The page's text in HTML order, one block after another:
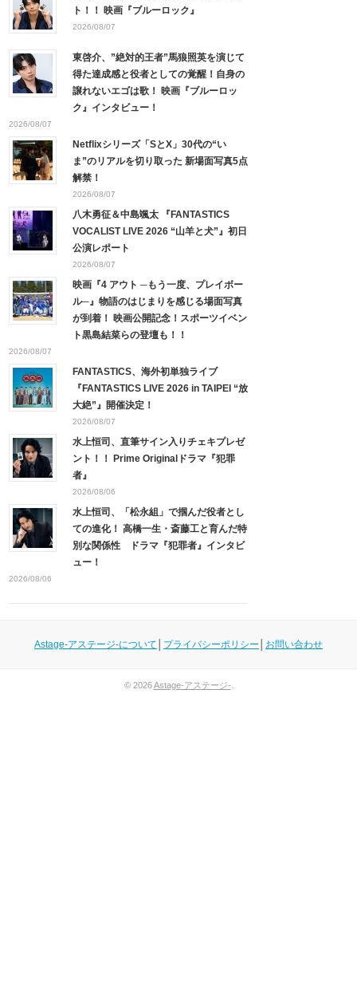
ト！！ 映画『ブルーロック』
2026/08/07
東啓介、”絶対的王者”馬狼照英を演じて
得た達成感と役者としての覚醒！自身の
譲れないエゴは歌！ 映画『ブルーロッ
ク』インタビュー！
2026/08/07
Netflixシリーズ「SとX」30代の“い
ま”のリアルを切り取った 新場面写真5点
解禁！
2026/08/07
八木勇征＆中島颯太 『FANTASTICS
VOCALIST LIVE 2026 “山羊と犬”』初日
公演レポート
2026/08/07
映画『4 アウト ─もう一度、プレイボー
ル─』物語のはじまりを感じる場面写真
が到着！ 映画公開記念！スポーツイベン
ト黒島結菜らの登壇も！！
2026/08/07
FANTASTICS、海外初単独ライブ
『FANTASTICS LIVE 2026 in TAIPEI “放
大絶”』開催決定！
2026/08/07
水上恒司、直筆サイン入りチェキプレゼ
ント！！ Prime Originalドラマ『犯罪
者』
2026/08/06
水上恒司、「松永組」で掴んだ役者とし
ての進化！ 高橋一生・斎藤工と育んだ特
別な関係性 ドラマ『犯罪者』インタビ
ュー！
2026/08/06
Astage-アステージ-について プライバシーポリシー お問い合わせ
© 2026Astage-アステージ-